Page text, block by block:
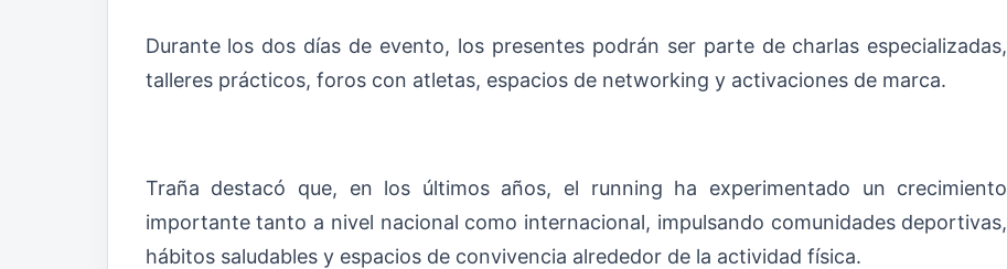
Durante los dos días de evento, los presentes podrán ser parte de charlas especializadas,
talleres prácticos, foros con atletas, espacios de networking y activaciones de marca.
Traña destacó que, en los últimos años, el running ha experimentado un crecimiento
importante tanto a nivel nacional como internacional, impulsando comunidades deportivas,
hábitos saludables y espacios de convivencia alrededor de la actividad física.